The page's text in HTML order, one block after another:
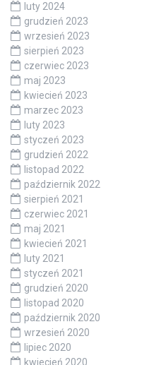
luty 2024
grudzień 2023
wrzesień 2023
sierpień 2023
czerwiec 2023
maj 2023
kwiecień 2023
marzec 2023
luty 2023
styczeń 2023
grudzień 2022
listopad 2022
październik 2022
sierpień 2021
czerwiec 2021
maj 2021
kwiecień 2021
luty 2021
styczeń 2021
grudzień 2020
listopad 2020
październik 2020
wrzesień 2020
lipiec 2020
kwiecień 2020